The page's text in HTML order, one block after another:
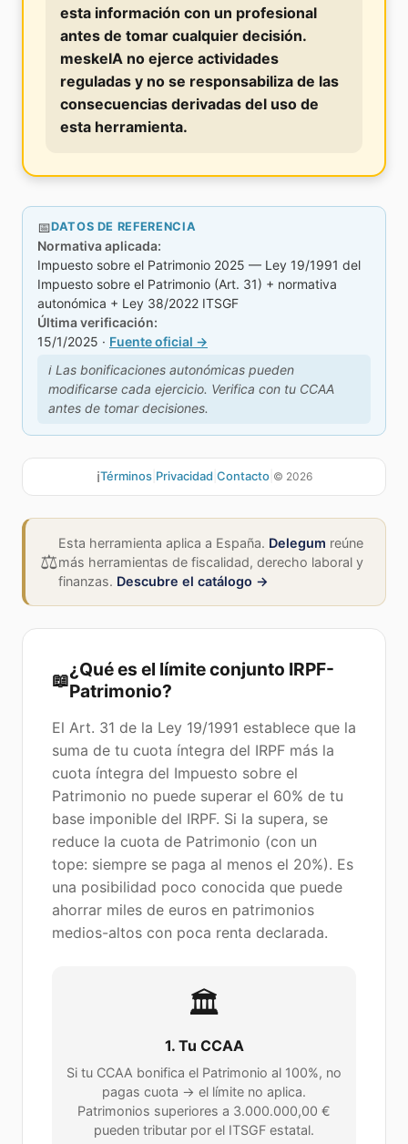
esta información con un profesional
antes de tomar cualquier decisión.
meskeIA no ejerce actividades
reguladas y no se responsabiliza de las
consecuencias derivadas del uso de
esta herramienta.
📅DATOS DE REFERENCIA
Normativa aplicada:
Impuesto sobre el Patrimonio 2025 — Ley 19/1991 del
Impuesto sobre el Patrimonio (Art. 31) + normativa
autonómica + Ley 38/2022 ITSGF
Última verificación:
15/1/2025 · Fuente oficial →
ℹ️ Las bonificaciones autonómicas pueden
modificarse cada ejercicio. Verifica con tu CCAA
antes de tomar decisiones.
ℹ️Términos| Privacidad Contacto| © 2026
⚖️
Esta herramienta aplica a España. Delegum reúne
más herramientas de fiscalidad, derecho laboral y
finanzas. Descubre el catálogo →
📖¿Qué es el límite conjunto IRPF-
Patrimonio?
El Art. 31 de la Ley 19/1991 establece que la
suma de tu cuota íntegra del IRPF más la
cuota íntegra del Impuesto sobre el
Patrimonio no puede superar el 60% de tu
base imponible del IRPF. Si la supera, se
reduce la cuota de Patrimonio (con un
tope: siempre se paga al menos el 20%). Es
una posibilidad poco conocida que puede
ahorrar miles de euros en patrimonios
medios-altos con poca renta declarada.
🏛️
1. Tu CCAA
Si tu CCAA bonifica el Patrimonio al 100%, no
pagas cuota → el límite no aplica.
Patrimonios superiores a 3.000.000,00 €
pueden tributar por el ITSGF estatal.